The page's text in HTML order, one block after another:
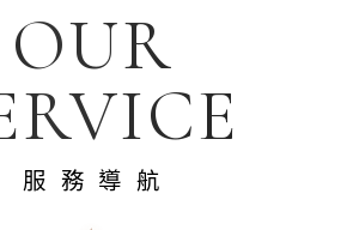
OUR
服務導航